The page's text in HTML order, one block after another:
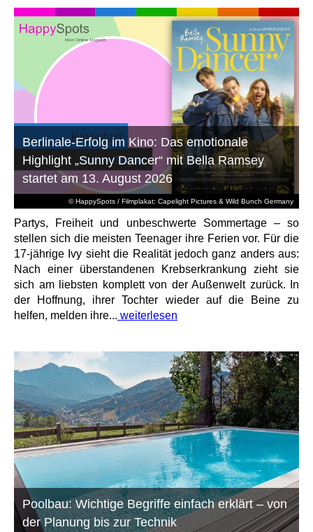
© HappySpots / Filmplakat: Capelight Pictures & Wild Bunch Germany
Berlinale-Erfolg im Kino: Das emotionale
Highlight „Sunny Dancer“ mit Bella Ramsey
startet am 13. August 2026
Partys, Freiheit und unbeschwerte Sommertage – so
stellen sich die meisten Teenager ihre Ferien vor. Für die
17-jährige Ivy sieht die Realität jedoch ganz anders aus:
Nach einer überstandenen Krebserkrankung zieht sie
sich am liebsten komplett von der Außenwelt zurück. In
der Hoffnung, ihrer Tochter wieder auf die Beine zu
helfen, melden ihre... weiterlesen
Poolbau: Wichtige Begriffe einfach erklärt – von
der Planung bis zur Technik